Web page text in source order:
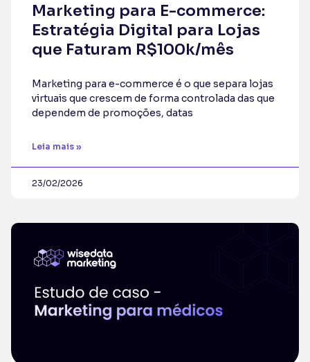
Marketing para E-commerce:
Estratégia Digital para Lojas
que Faturam R$100k/mês
Marketing para e-commerce é o que separa lojas
virtuais que crescem de forma controlada das que
dependem de promoções, datas
Leia mais »
23/02/2026